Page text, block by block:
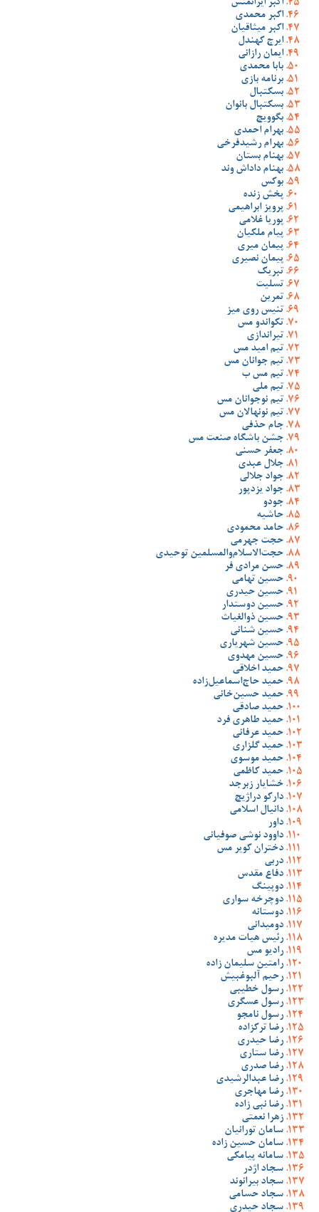
اکبر ایرانمنش
اکبر محمدی
اکبر میثاقیان
ایرج کهندل
ایمان رازانی
بابا محمدی
برنامه بازی
بسکتبال
بسکتبال بانوان
بگوویچ
بهرام احمدی
بهرام رشیدفرخی
بهنام بستان
بهنام داداش وند
بوکس
پخش زنده
پرویز ابراهیمی
پوریا غلامی
پیام ملکیان
پیمان میری
پیمان نصیری
تبریک
تسلیت
تمرین
تنیس روی میز
تکواندو مس
تیراندازی
تیم امید مس
تیم جوانان مس
تیم مس ب
تیم ملی
تیم نوجوانان مس
تیم نونهالان مس
جام حذفی
جشن باشگاه صنعت مس
جعفر حسنی
جلال عبدی
جواد جلالی
جواد یزدپور
جودو
حاشیه
حامد محمودی
حجت جهرمی
حجت‌الاسلام‌والمسلمین توحیدی
حسن مرادی فر
حسین تهامی
حسین حیدری
حسین دوستدار
حسین ذوالغیاث
حسین شنانی
حسین شهریاری
حسین مهدوی
حمید اخلاقی
حمید حاج‌اسماعیل‌زاده
حمید حسین‌خانی
حمید صادقی
حمید طاهری فرد
حمید عرفانی
حمید گلزاری
حمید موسوی
حمید کاظمی
خشایار زبرجد
دارکو دراژیچ
دانیال اسلامی
داور
داوود نوشی صوفیانی
دختران کویر مس
دربی
دفاع مقدس
دوپینگ
دوچرخه سواری
دوستانه
دومیدانی
رئیس هیات مدیره
رادیو مس
رامتین سلیمان زاده
رحیم آلبوغبیش
رسول خطیبی
رسول عسگری
رسول نامجو
رضا ترکزاده
رضا حیدری
رضا ستاری
رضا صدری
رضا عبدالرشیدی
رضا مهاجری
رضا نبی زاده
زهرا نعمتی
سامان تورانیان
سامان حسین زاده
سامانه پیامکی
سجاد اژدر
سجاد بیرانوند
سجاد حسامی
سجاد حیدری